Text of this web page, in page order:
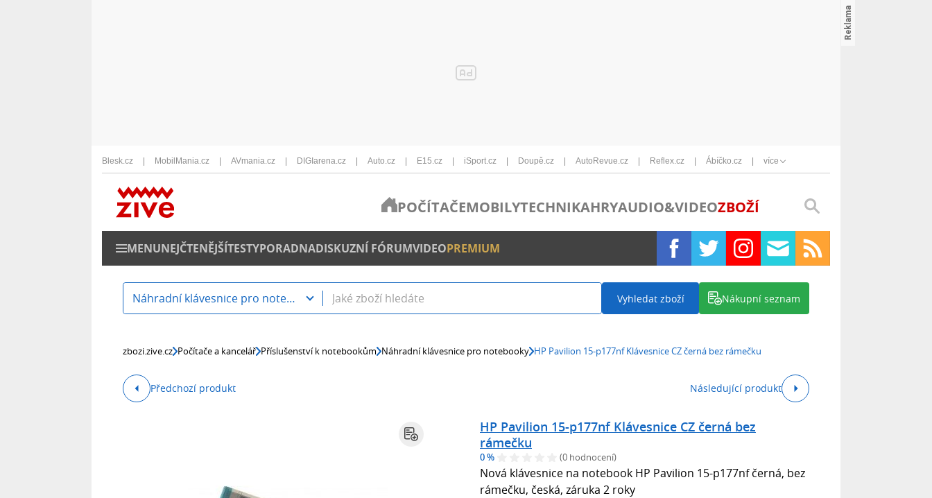
Blesk.cz MobilMania.cz AVmania.cz DIGIarena.cz Auto.cz E15.cz iSport.cz Doupě.cz AutoRevue.cz Reflex.cz Ábíčko.cz více
POČÍTAČEMOBILYTECHNIKAHRYAUDIO&VIDEOZBOŽÍ
MENUNEJČTENĚJŠÍTESTYPORADNADISKUZNÍ FÓRUMVIDEOPREMIUM
Náhradní klávesnice pro notebooky Vyhledat zboží Nákupní seznam
zbozi.zive.cz Počítače a kancelář Příslušenství k notebookům Náhradní klávesnice pro notebooky HP Pavilion 15-p177nf Klávesnice CZ černá bez rámečku
Předchozí produkt Následující produkt
HP Pavilion 15-p177nf Klávesnice CZ černá bez
rámečku
0 % (0 hodnocení)
Nová klávesnice na notebook HP Pavilion 15-p177nf černá, bez
rámečku, česká, záruka 2 roky